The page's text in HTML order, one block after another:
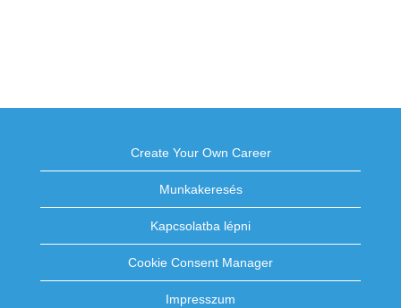
Create Your Own Career
Munkakeresés
Kapcsolatba lépni
Cookie Consent Manager
Impresszum